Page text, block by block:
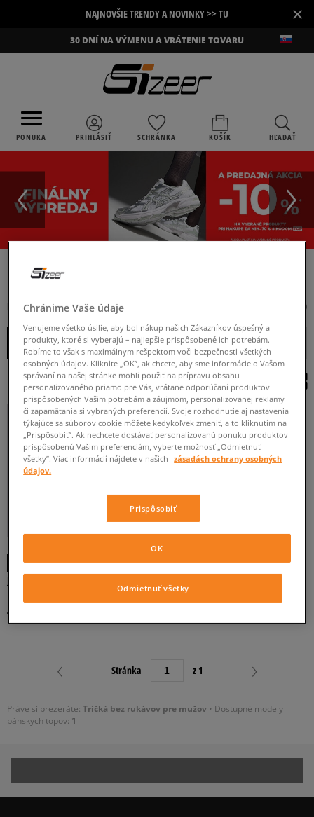
NAJNOVŠIE TRENDY A NOVINKY >> TU ×
30 DNÍ NA VÝMENU A VRÁTENIE TOVARU
PONUKA PRIHLÁSIŤ SCHRÁNKA KOŠÍK HĽADAŤ
SIZEER › MUŽI
PÁNSKE TOPY )
ROZBALIŤ FILTRE Zoradiť
ZAČIATOČNÉ
OD DO
XL
JORDAN
Práve si prezeráte: Tričká bez rukávov pre mužov • Dostupné modely
pánskych topov: 1
40 €
Stránka z 1
Chránime Vaše údaje
Venujeme všetko úsilie, aby bol nákup našich Zákazníkov úspešný a
produkty, ktoré si vyberajú – najlepšie prispôsobené ich potrebám.
Robíme to však s maximálnym rešpektom voči bezpečnosti všetkých
osobných údajov. Kliknite „OK”, ak chcete, aby sme informácie o Vašom
správaní na našej stránke mohli použiť na prípravu obsahu
personalizovaného priamo pre Vás, vrátane odporúčaní produktov
prispôsobených Vašim potrebám a záujmom, personalizovanej reklamy
či zapamätania si vybraných preferencií. Svoje rozhodnutie aj nastavenia
týkajúce sa súborov cookie môžete kedykoľvek zmeniť, a to kliknutím na
„Prispôsobiť”. Ak nechcete dostávať personalizovanú ponuku produktov
prispôsobenú Vašim preferenciám, vyberte možnosť „Odmietnuť
všetky”. Viac informácií nájdete v našich
zásadách ochrany osobných
údajov.
Prispôsobiť
Odmietnuť všetky
OK